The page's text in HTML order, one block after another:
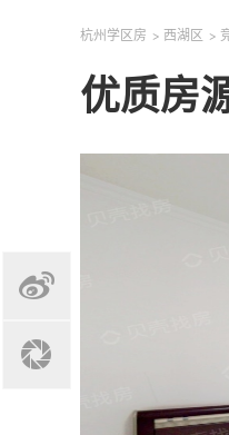
杭州学区房 > 西湖区 >
优质房